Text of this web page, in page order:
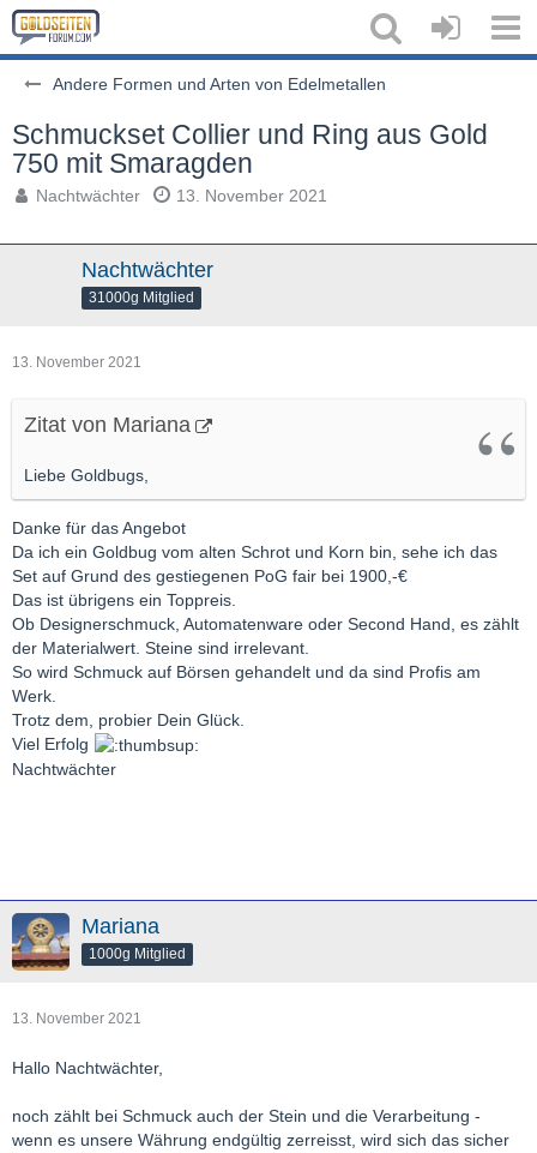
Andere Formen und Arten von Edelmetallen
Schmuckset Collier und Ring aus Gold
750 mit Smaragden
Nachtwächter 13. November 2021
Nachtwächter
31000g Mitglied
13. November 2021
Zitat von Mariana
Liebe Goldbugs,
Danke für das Angebot
Da ich ein Goldbug vom alten Schrot und Korn bin, sehe ich das
Set auf Grund des gestiegenen PoG fair bei 1900,-€
Das ist übrigens ein Toppreis.
Ob Designerschmuck, Automatenware oder Second Hand, es zählt
der Materialwert. Steine sind irrelevant.
So wird Schmuck auf Börsen gehandelt und da sind Profis am
Werk.
Trotz dem, probier Dein Glück.
Viel Erfolg
Nachtwächter
Mariana
1000g Mitglied
13. November 2021
Hallo Nachtwächter,
noch zählt bei Schmuck auch der Stein und die Verarbeitung -
wenn es unsere Währung endgültig zerreisst, wird sich das sicher